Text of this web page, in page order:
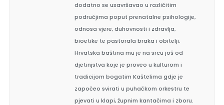
dodatno se usavršavao u različitim
područjima poput prenatalne psihologije,
odnosa vjere, duhovnosti i zdravlja,
bioetike te pastorala braka i obitelji.
Hrvatska baština mu je na srcu još od
djetinjstva koje je proveo u kulturom i
tradicijom bogatim Kaštelima gdje je
započeo svirati u puhačkom orkestru te
pjevati u klapi, župnim kantačima i zboru.